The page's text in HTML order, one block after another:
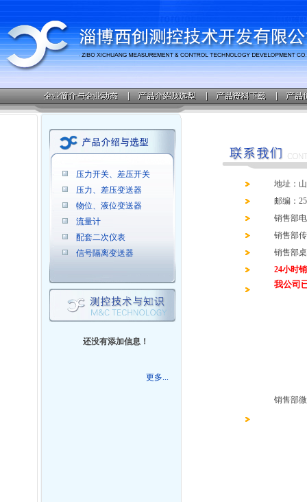
压力开关、差压开关
压力、差压变送器
物位、液位变送器
流量计
配套二次仪表
信号隔离变送器
还没有添加信息！
更多...
地址：
邮编：
销售部
销售部
销售部
24小时
我公司
销售部